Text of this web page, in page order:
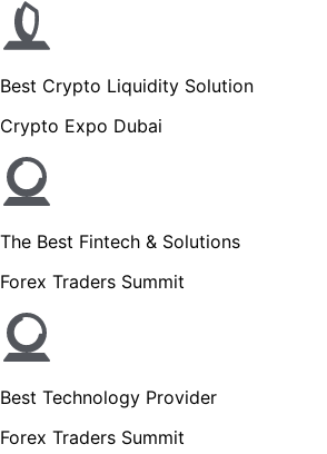
Best Crypto Liquidity Solution
Crypto Expo Dubai
The Best Fintech & Solutions
Forex Traders Summit
Best Technology Provider
Forex Traders Summit